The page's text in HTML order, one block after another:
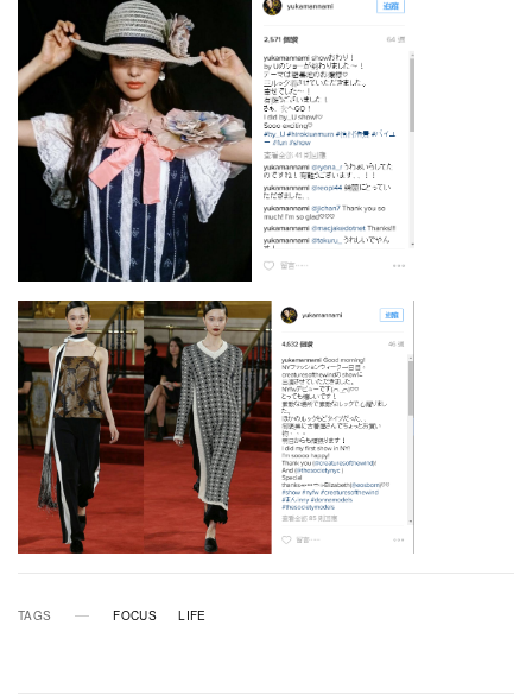
TAGS FOCUS LIFE